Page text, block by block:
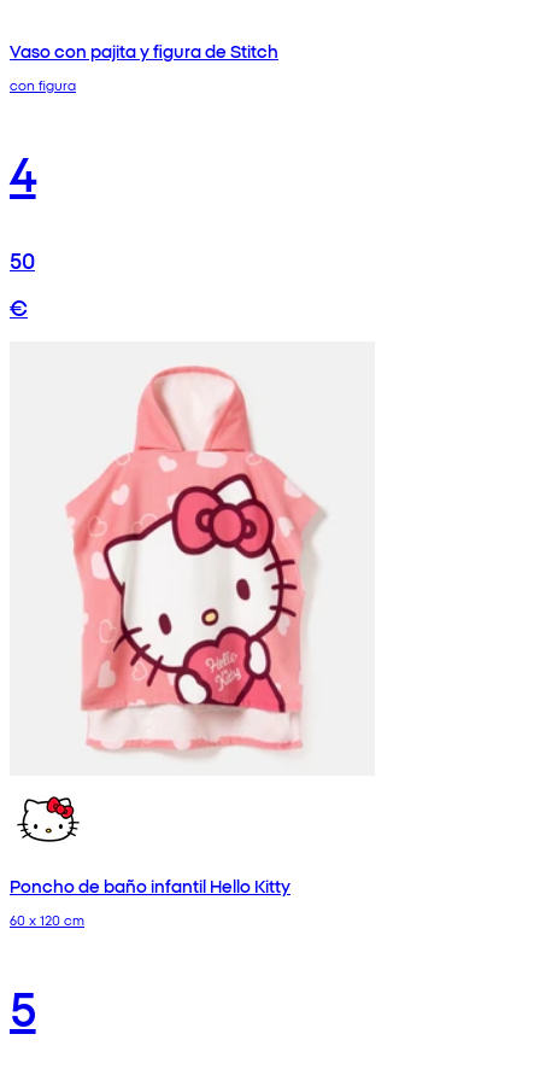
Vaso con pajita y figura de Stitch
con figura
4
50
€
Poncho de baño infantil Hello Kitty
60 x 120 cm
5